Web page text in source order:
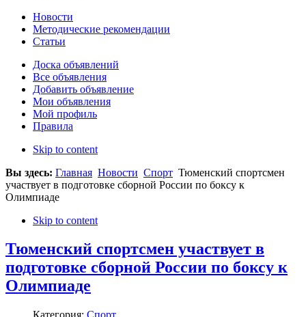
Новости
Методические рекомендации
Статьи
Доска объявлений
Все объявления
Добавить объявление
Мои объявления
Мой профиль
Правила
Skip to content
Вы здесь: Главная Новости Спорт Тюменский спортсмен
участвует в подготовке сборной России по боксу к
Олимпиаде
Skip to content
Тюменский спортсмен участвует в
подготовке сборной России по боксу к
Олимпиаде